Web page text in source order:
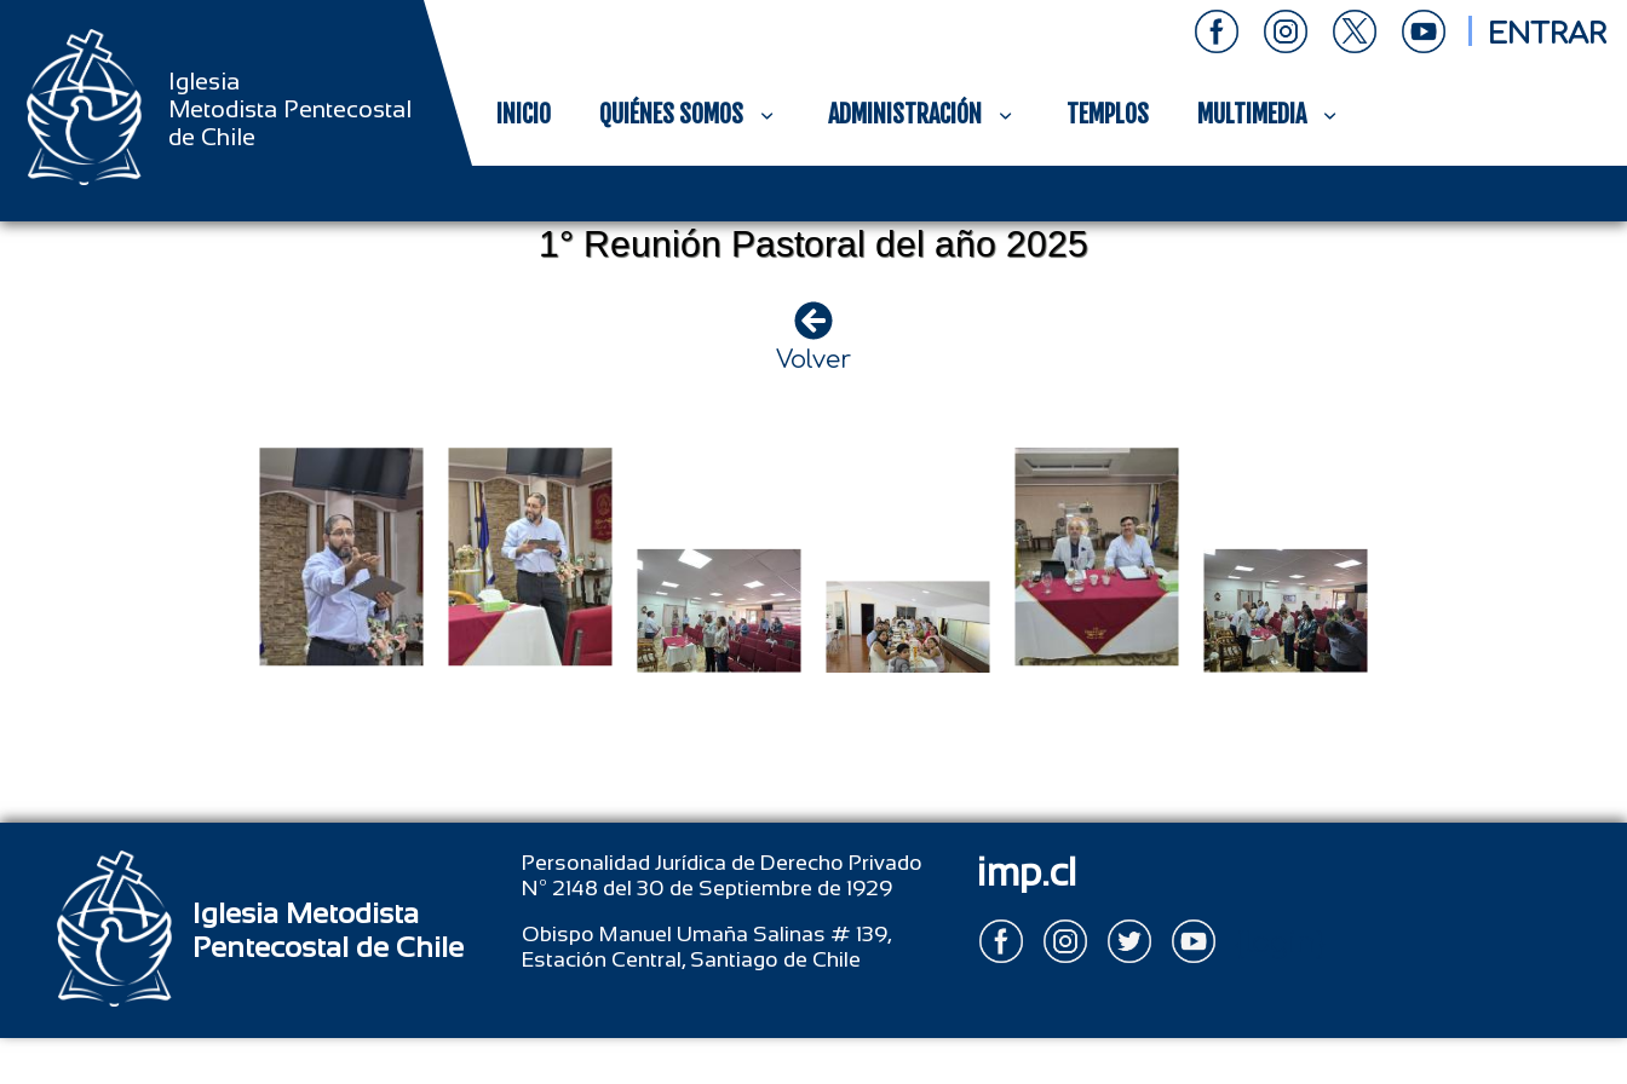
Iglesia
Metodista Pentecostal
de Chile
ENTRAR
INICIO QUIÉNES SOMOS ADMINISTRACIÓN TEMPLOS MULTIMEDIA
1° Reunión Pastoral del año 2025
Volver
Iglesia Metodista
Pentecostal de Chile
Personalidad Jurídica de Derecho Privado
Nº 2148 del 30 de Septiembre de 1929
Obispo Manuel Umaña Salinas # 139,
Estación Central, Santiago de Chile
imp.cl